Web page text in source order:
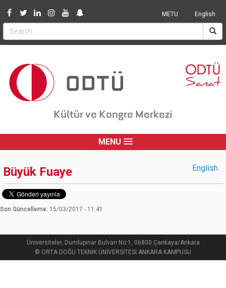
Jump to navigation
METU English
Kültür ve Kongre Merkezi
MENU
Büyük Fuaye English
Son Güncelleme: 15/03/2017 - 11:41
Üniversiteler, Dumlupınar Bulvarı No:1, 06800 Çankaya/Ankara
© ORTA DOĞU TEKNİK ÜNİVERSİTESİ ANKARA KAMPUSU